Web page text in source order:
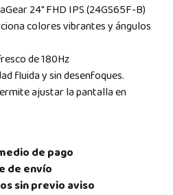
24″ FHD IPS (24GS65F-B)
colores vibrantes y ángulos
de 180Hz
fluida y sin desenfoques.
ajustar la pantalla en
de pago
de envío
sin previo aviso